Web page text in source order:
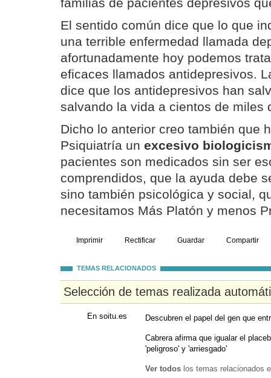
familias de pacientes depresivos
El sentido común dice que lo que
una terrible enfermedad llamada
afortunadamente hoy podemos
eficaces llamados antidepresivos.
dice que los antidepresivos han
salvando la vida a cientos de miles
Dicho lo anterior creo también que
Psiquiatría un excesivo
pacientes son medicados sin ser
comprendidos, que la ayuda debe
sino también psicológica y social,
necesitamos Más Platón y menos
Imprimir Rectificar Guardar Compartir
TEMAS RELACIONADOS
Selección de temas realizada
En soitu.es Descubren el papel del gen que
Cabrera afirma que igualar el
'peligroso' y 'arriesgado'
Ver todos los temas relacionados